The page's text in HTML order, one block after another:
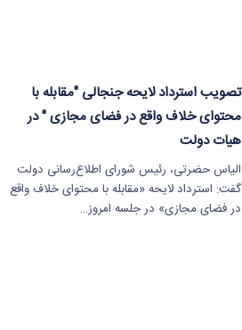
تصویب استرداد لایحه جنجالی "مقابله با
محتوای خلاف واقع در فضای مجازی " در
هیات دولت
الیاس حضرتی، رئیس شورای اطلاع‌رسانی دولت
گفت: استرداد لایحه «مقابله با محتوای خلاف واقع
در فضای مجازی» در جلسه امروز…